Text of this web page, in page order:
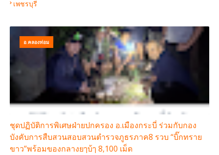
เพชรบุรี
อ.คลองท่อม
ชุดปฏิบัติการพิเศษฝ่ายปกครอง อ.เมืองกระบี่ ร่วมกับกอง
บังคับการสืบสวนสอบสวนตำรวจภูธรภาค8 รวบ “บิ๊กทราย
ขาว”พร้อมของกลางยๅบ้ๅ 8,100 เม็ด